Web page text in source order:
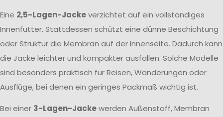
Eine 2,5-Lagen-Jackeverzichtet auf ein vollständiges
Innenfutter. Stattdessen schützt eine dünne Beschichtung
oder Struktur die Membran auf der Innenseite. Dadurch kann
die Jacke leichter und kompakter ausfallen. Solche Modelle
sind besonders praktisch für Reisen, Wanderungen oder
Ausflüge, bei denen ein geringes Packmaß wichtig ist.
Bei einer 3-Lagen-Jackewerden Außenstoff, Membran